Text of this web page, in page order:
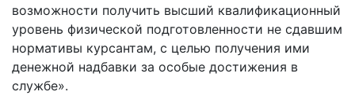
возможности получить высший квалификационный
уровень физической подготовленности не сдавшим
нормативы курсантам, с целью получения ими
денежной надбавки за особые достижения в
службе».